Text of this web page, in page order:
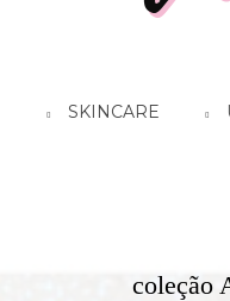
SKINCARE
coleção